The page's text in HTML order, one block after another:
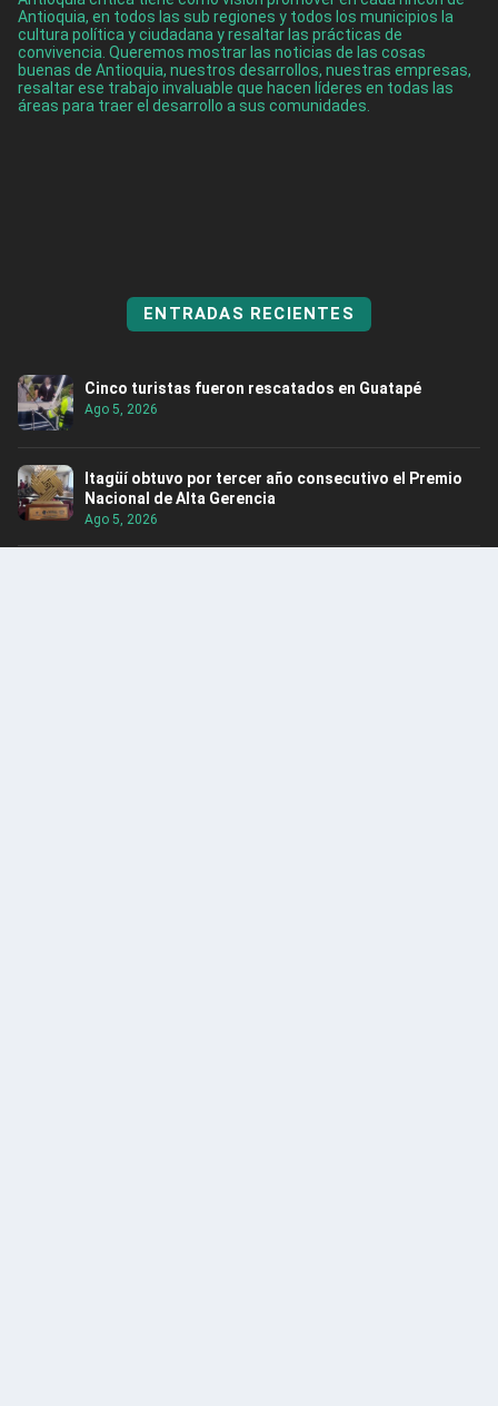
Antioquia, en todos las sub regiones y todos los municipios la
cultura política y ciudadana y resaltar las prácticas de
convivencia. Queremos mostrar las noticias de las cosas
buenas de Antioquia, nuestros desarrollos, nuestras empresas,
resaltar ese trabajo invaluable que hacen líderes en todas las
áreas para traer el desarrollo a sus comunidades.
ENTRADAS RECIENTES
Cinco turistas fueron rescatados en Guatapé
Ago 5, 2026
Itagüí obtuvo por tercer año consecutivo el Premio
Nacional de Alta Gerencia
Ago 5, 2026